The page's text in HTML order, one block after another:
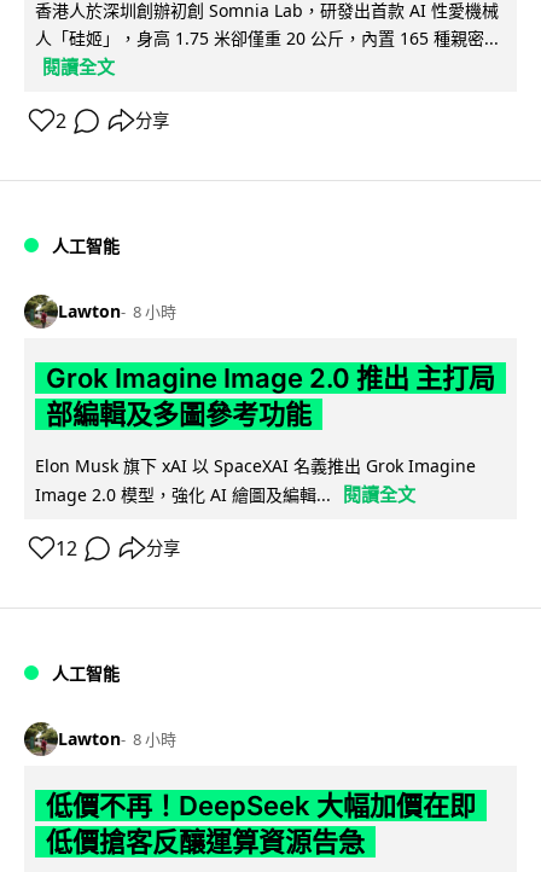
香港人於深圳創辦初創 Somnia Lab，研發出首款 AI 性愛機械
人「硅姬」，身高 1.75 米卻僅重 20 公斤，內置 165 種親密...
閱讀全文
2 分享
人工智能
Lawton 8 小時
Grok Imagine Image 2.0 推出 主打局
部編輯及多圖參考功能
Elon Musk 旗下 xAI 以 SpaceXAI 名義推出 Grok Imagine
Image 2.0 模型，強化 AI 繪圖及編輯...
閱讀全文
12 分享
人工智能
Lawton 8 小時
低價不再！DeepSeek 大幅加價在即
低價搶客反釀運算資源告急